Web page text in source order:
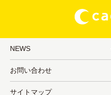
NEWS
お問い合わせ
サイトマップ